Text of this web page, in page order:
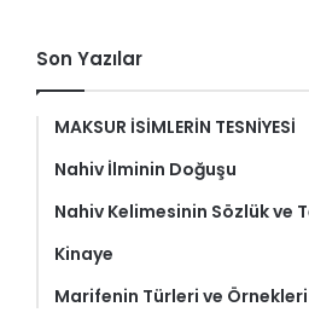
Son Yazılar
MAKSUR İSİMLERİN TESNİYESİ
Nahiv İlminin Doğuşu
Nahiv Kelimesinin Sözlük ve
Kinaye
Marifenin Türleri ve Örnekleri